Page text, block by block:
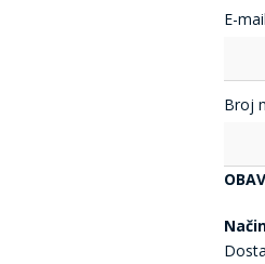
E-
Broj